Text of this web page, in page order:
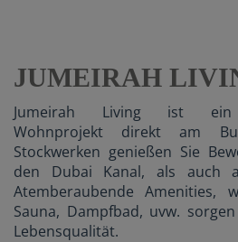
JUMEIRAH
Jumeirah Living ist ein
Wohnprojekt direkt am
Stockwerken genießen Sie
den Dubai Kanal, als auch
Atemberaubende Amenities,
Sauna, Dampfbad, uvw.
Lebensqualität.